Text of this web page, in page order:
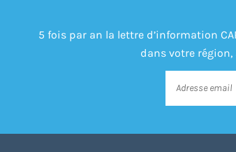
5 fois par an la lettre d’information
dans votre